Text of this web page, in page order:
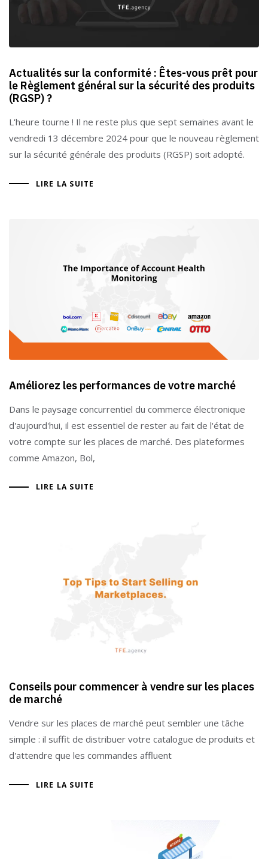
Actualités sur la conformité : Êtes-vous prêt pour
le Règlement général sur la sécurité des produits
(RGSP) ?
L'heure tourne ! Il ne reste plus que sept semaines avant le
vendredi 13 décembre 2024 pour que le nouveau règlement
sur la sécurité générale des produits (RGSP) soit adopté.
LIRE LA SUITE
Améliorez les performances de votre marché
Dans le paysage concurrentiel du commerce électronique
d'aujourd'hui, il est essentiel de rester au fait de l'état de
votre compte sur les places de marché. Des plateformes
comme Amazon, Bol,
LIRE LA SUITE
Conseils pour commencer à vendre sur les places
de marché
Vendre sur les places de marché peut sembler une tâche
simple : il suffit de distribuer votre catalogue de produits et
d'attendre que les commandes affluent
LIRE LA SUITE